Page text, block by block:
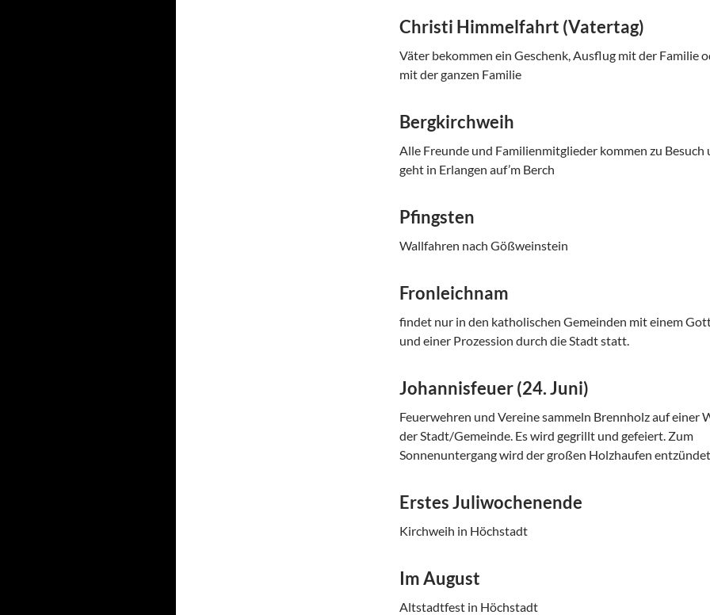
Christi Himmelfahrt (Vatertag)
Väter bekommen ein Geschenk, Ausflug mit der Familie
mit der ganzen Familie
Bergkirchweih
Alle Freunde und Familienmitglieder kommen zu Besuch
geht in Erlangen auf’m Berch
Pfingsten
Wallfahren nach Gößweinstein
Fronleichnam
findet nur in den katholischen Gemeinden mit einem
und einer Prozession durch die Stadt statt.
Johannisfeuer (24. Juni)
Feuerwehren und Vereine sammeln Brennholz auf einer
der Stadt/Gemeinde. Es wird gegrillt und gefeiert. Zum
Sonnenuntergang wird der großen Holzhaufen
Erstes Juliwochenende
Kirchweih in Höchstadt
Im August
Altstadtfest in Höchstadt